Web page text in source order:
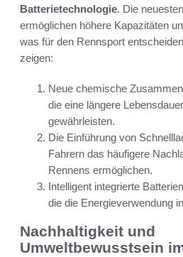
Batterietechnologie. Die neuesten
ermöglichen höhere Kapazitäten
was für den Rennsport
zeigen:
Neue chemische
die eine längere
gewährleisten.
Die Einführung von
Fahrern das häufigere
Rennens ermöglichen.
Intelligent integrierte
die die Energieverwendung
Nachhaltigkeit und
Umweltbewusstsein